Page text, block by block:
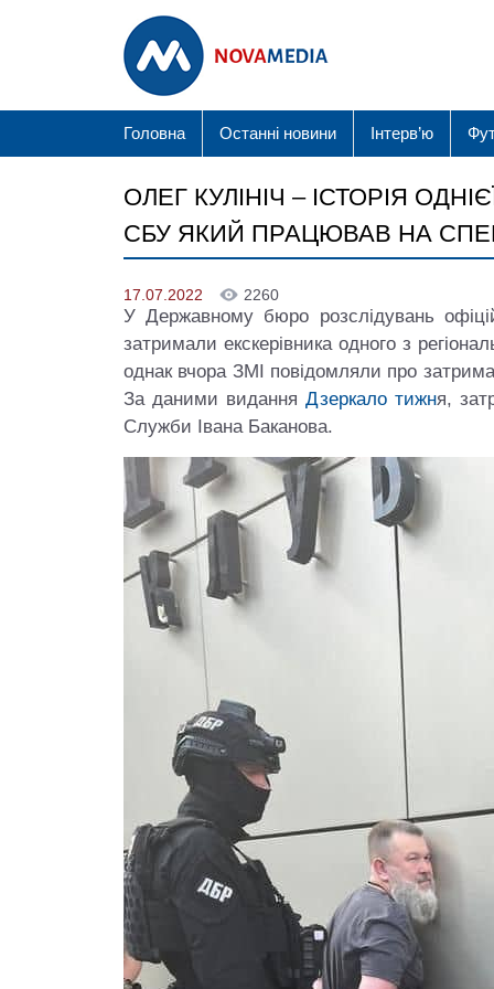
Головна Останні новини Інтерв’ю
ОЛЕГ КУЛІНІЧ – ІСТОРІЯ
СБУ ЯКИЙ ПРАЦЮВАВ НА
17.07.2022 2260
У Державному бюро розслідувань
затримали екскерівника одного з
однак вчора ЗМІ повідомляли про
За даними виданняДзеркало тижня,
Служби Івана Баканова.